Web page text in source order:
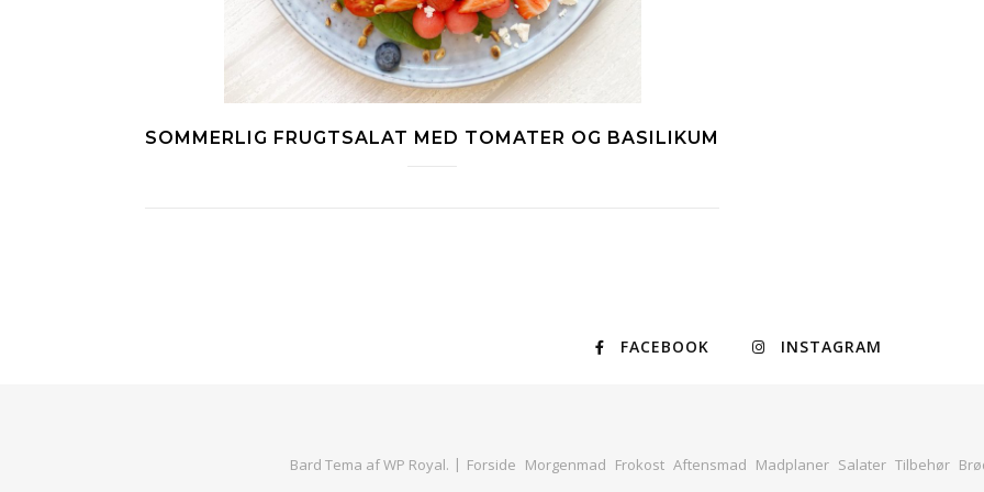
SOMMERLIG FRUGTSALAT MED TOMATER OG BASILIKUM
FACEBOOK INSTAGRAM
Bard Tema afWP Royal. Forside Morgenmad Frokost Aftensmad Madplaner Salater Tilbehør